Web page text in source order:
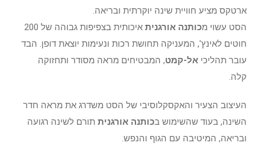
זוגי
ארטקס מציע חוויית שינה יוקרתית ובריאה.
הסט עשוי מכותנה אורגנית
איכותית בצפיפות גבוהה של 200
חוטים לאינץ', המעניקה תחושת רכות ונעימות יוצאת דופן. הבד
עובר תהליכי אל-קמט, המבטיחים מראה מסודר ותחזוקה
קלה.
העיצוב הצעיר והאקסקלוסיבי של הסט משדרג את מראה חדר
השינה, בעוד שהשימוש בכותנה אורגנית תורם לשינה רגועה
ובריאה, המיטיבה עם הגוף והנפש.